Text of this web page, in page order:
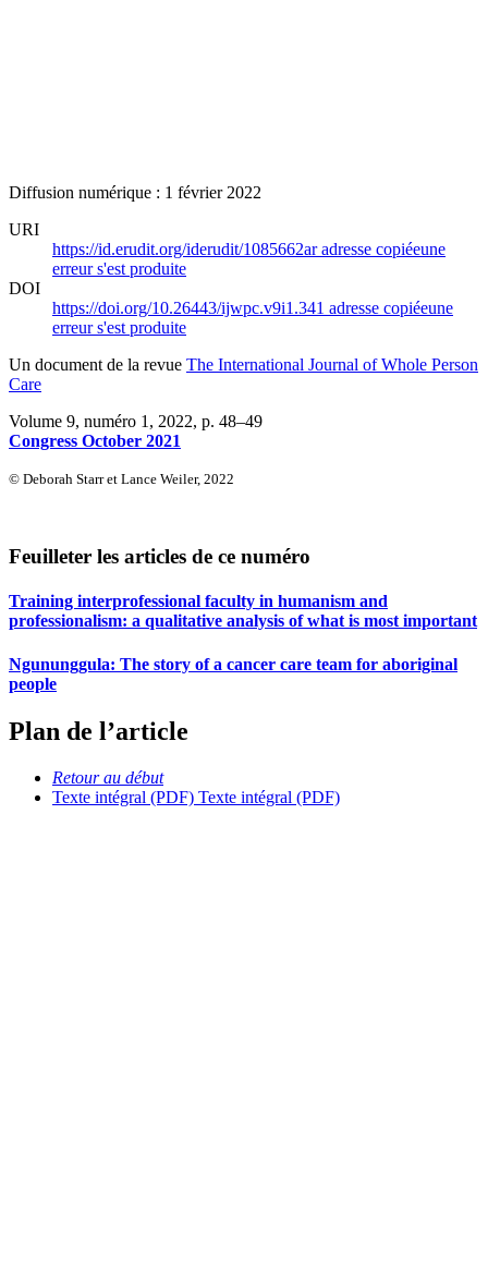
Diffusion numérique : 1 février 2022
URI
https://id.erudit.org/iderudit/1085662aradresse copiéeune
erreur s'est produite
DOI
https://doi.org/10.26443/ijwpc.v9i1.341 adresse copiéeune
erreur s'est produite
Un document de la revue The International Journal of Whole Person
Care
Volume 9, numéro 1, 2022, p. 48–49
Congress October 2021
© Deborah Starr et Lance Weiler, 2022
Feuilleter les articles de ce numéro
Training interprofessional faculty in humanism and
professionalism: a qualitative analysis of what is most important
Ngununggula: The story of a cancer care team for aboriginal
people
Plan de l’article
Retour au début
Texte intégral (PDF) Texte intégral (PDF)